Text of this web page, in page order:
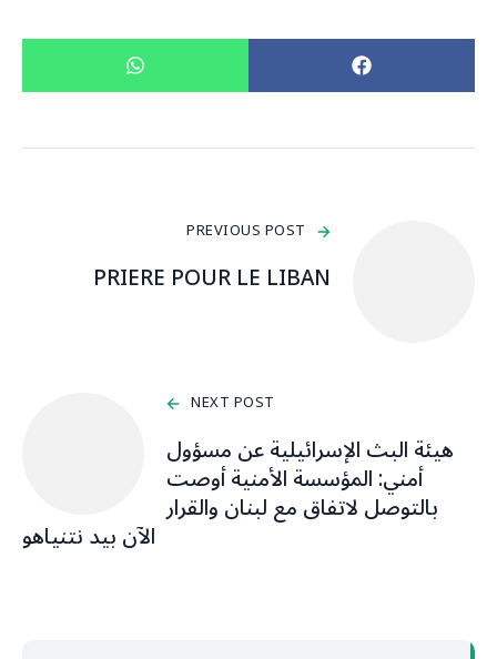
PREVIOUS POST
PRIERE POUR LE LIBAN
NEXT POST
هيئة البث الإسرائيلية عن مسؤول
أمني: المؤسسة الأمنية أوصت
بالتوصل لاتفاق مع لبنان والقرار
الآن بيد نتنياهو